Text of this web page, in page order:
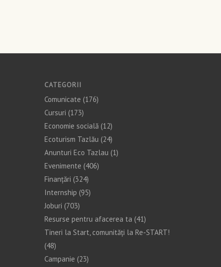
CATEGORII
Comunicate (176)
Cursuri (173)
Economie socială (12)
Ecoturism Tazlău (24)
Anunturi Eco Tazlau (1)
Evenimente (406)
Finanţări (324)
Internship (95)
Joburi (703)
Resurse pentru afacerea ta (41)
Tineri la Start, comunități la Re-START!
(48)
Campanie (23)